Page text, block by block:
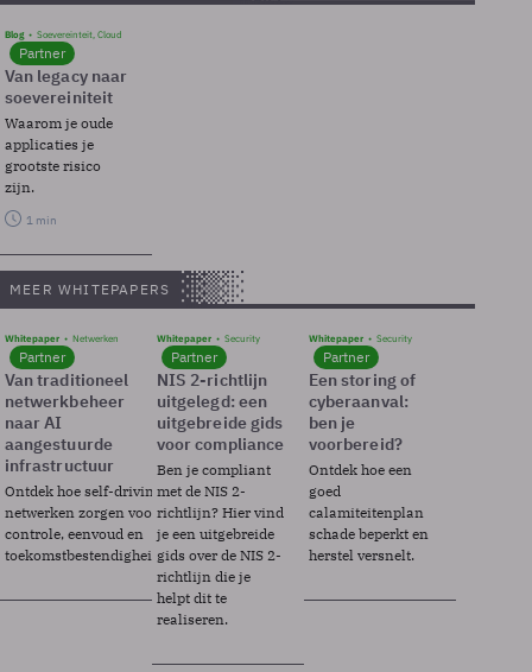
Blog Soevereinteit, Cloud
Partner
Van legacy naar
soevereiniteit
Waarom je oude
applicaties je
grootste risico
zijn.
1 min
MEER WHITEPAPERS
Whitepaper Netwerken
Partner
Van traditioneel
netwerkbeheer
naar AI
aangestuurde
infrastructuur
Ontdek hoe self-driving
netwerken zorgen voor
controle, eenvoud en
toekomstbestendigheid.
Whitepaper Security
Partner
NIS 2-richtlijn
uitgelegd: een
uitgebreide gids
voor compliance
Ben je compliant
met de NIS 2-
richtlijn? Hier vind
je een uitgebreide
gids over de NIS 2-
richtlijn die je
helpt dit te
realiseren.
Whitepaper Security
Partner
Een storing of
cyberaanval:
ben je
voorbereid?
Ontdek hoe een
goed
calamiteitenplan
schade beperkt en
herstel versnelt.